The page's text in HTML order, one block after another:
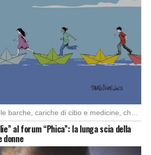
al forum “Phica”: la lunga scia della
donne